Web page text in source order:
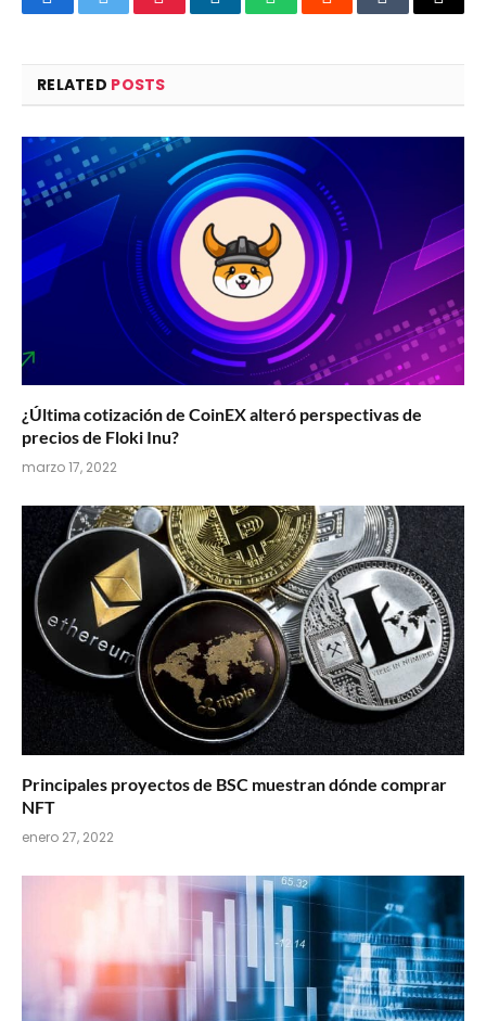
FacebookTwitterPinterestLinkedInWhatsAppRedditTumblrEmail
RELATED POSTS
¿Última cotización de CoinEX alteró perspectivas de
precios de Floki Inu?
marzo 17, 2022
Principales proyectos de BSC muestran dónde comprar
NFT
enero 27, 2022